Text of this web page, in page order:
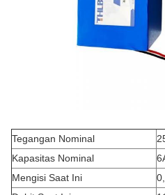
Tegangan Nominal
Kapasitas Nominal
Mengisi Saat Ini